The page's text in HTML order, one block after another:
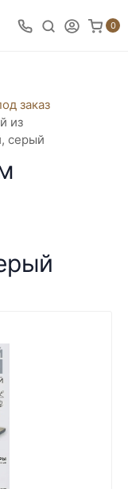
0
заказ
из
серый